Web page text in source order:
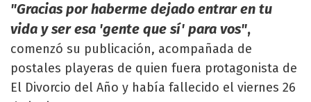
"Gracias por haberme dejado entrar en tu
vida y ser esa 'gente que sí' para vos",
comenzó su publicación, acompañada de
postales playeras de quien fuera protagonista de
El Divorcio del Año y había fallecido el viernes 26